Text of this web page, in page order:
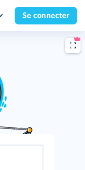
Se connecter